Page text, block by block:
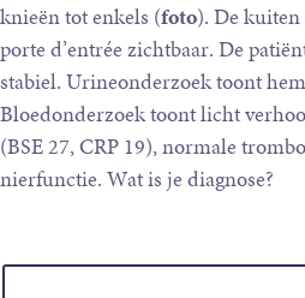
knieën tot enkels (foto). De
porte d’entrée zichtbaar. De
stabiel. Urineonderzoek toont
Bloedonderzoek toont licht
(BSE 27, CRP 19), normale
nierfunctie. Wat is je diagnose?
Keuzen